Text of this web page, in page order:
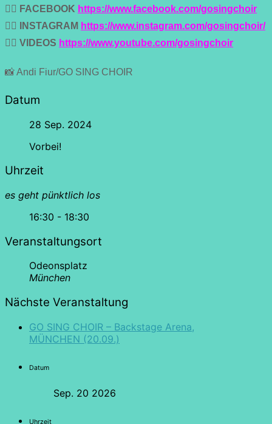
👉🏼 FACEBOOK https://www.facebook.com/gosingchoir
👉🏼
INSTAGRAM https://www.instagram.com/gosingchoir/
👉🏼 VIDEOS https://www.youtube.com/gosingchoir
📸 Andi Fiur/GO SING CHOIR
Datum
28 Sep. 2024
Vorbei!
Uhrzeit
es geht pünktlich los
16:30 - 18:30
Veranstaltungsort
Odeonsplatz
München
Nächste Veranstaltung
GO SING CHOIR – Backstage Arena,
MÜNCHEN (20.09.)
Datum
Sep. 20 2026
Uhrzeit